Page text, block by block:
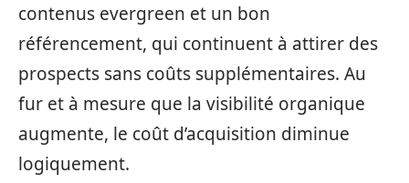
contenus evergreen et un bon
référencement, qui continuent à attirer des
prospects sans coûts supplémentaires. Au
fur et à mesure que la visibilité organique
augmente, le coût d’acquisition diminue
logiquement.